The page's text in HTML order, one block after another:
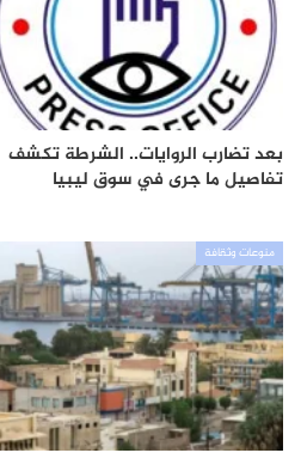
بعد تضارب الروايات.. الشرطة تكشف
تفاصيل ما جرى في سوق ليبيا
منوعات وثقافة